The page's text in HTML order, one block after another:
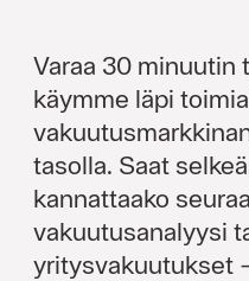
Varaa 30 minuutin
käymme läpi
tasolla. Saat
kannattaako
vakuutusanalyysi
yritysvakuutukset